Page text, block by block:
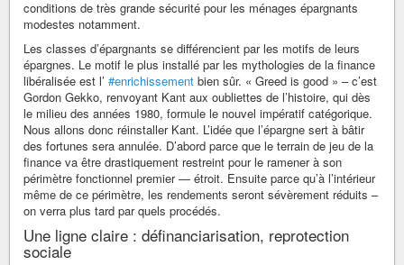
conditions de très grande sécurité pour les ménages épargnants
modestes notamment.
Les classes d’épargnants se différencient par les motifs de leurs
épargnes. Le motif le plus installé par les mythologies de la finance
libéralisée est l’ #enrichissement bien sûr. « Greed is good » – c’est
Gordon Gekko, renvoyant Kant aux oubliettes de l’histoire, qui dès
le milieu des années 1980, formule le nouvel impératif catégorique.
Nous allons donc réinstaller Kant. L’idée que l’épargne sert à bâtir
des fortunes sera annulée. D’abord parce que le terrain de jeu de la
finance va être drastiquement restreint pour le ramener à son
périmètre fonctionnel premier — étroit. Ensuite parce qu’à l’intérieur
même de ce périmètre, les rendements seront sévèrement réduits –
on verra plus tard par quels procédés.
Une ligne claire : définanciarisation, reprotection
sociale